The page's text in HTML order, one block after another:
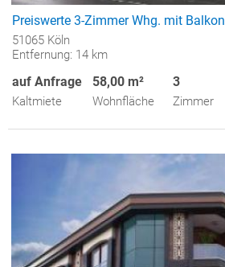
Preiswerte 3-Zimmer Whg. mit Balkon
51065 Köln
Entfernung: 14 km
auf Anfrage
Kaltmiete
58,00 m²
Wohnfläche
3
Zimmer